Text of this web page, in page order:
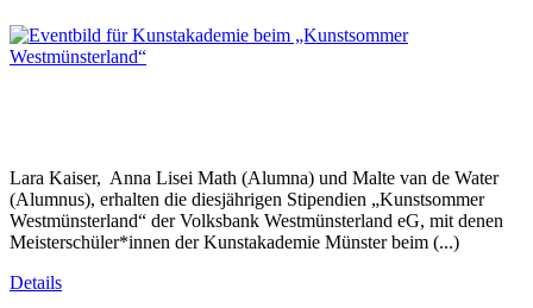
Lara Kaiser, Anna Lisei Math (Alumna) und Malte van de Water
(Alumnus), erhalten die diesjährigen Stipendien „Kunstsommer
Westmünsterland“ der Volksbank Westmünsterland eG, mit denen
Meisterschüler*innen der Kunstakademie Münster beim (...)
Details